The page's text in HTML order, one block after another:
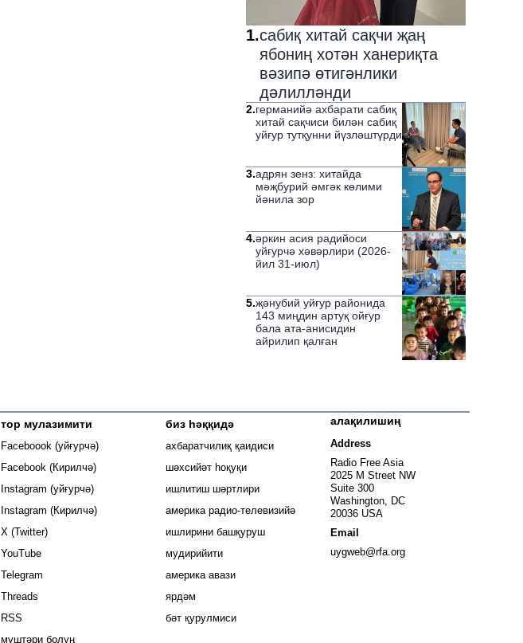
1.сабиқ хитай сақчи җаң
ябониң хотән ханериқта
вәзипә өтигәнлики
дәлилләнди
2.германийә ахбарати сабиқ
хитай сақчиси билән сабиқ
уйғур тутқунни йүзләштүрди
3.адрян зенз: хитайда
мәҗбурий әмгәк көлими
йәнила зор
4.әркин асия радийоси
уйғурчә хәвәрлири (2026-
йил 31-июл)
5.җәнубий уйғур районида
143 миңдин артуқ ойғур
бала ата-анисидин
айрилип қалған
тор мулазимити
Faceboook (уйғурчә) Opens in new window
Facebook (Кирилчә)
Instagram (уйғурчә)
Instagram (Кирилчә)
X (Twitter)
YouTube
Telegram
Threads
RSS
муштәри болуң
биз һәққидә
ахбаратчилиқ қаидиси
шәхсийәт һоқуқи
ишлитиш шәртлири
америка радио-телевизийә
ишлирини башқуруш
мудирийити
америка авази
ярдәм
бәт қурулмиси
алақилишиң
Address
Radio Free Asia
2025 M Street NW
Suite 300
Washington, DC
20036 USA
Email
uygweb@rfa.org